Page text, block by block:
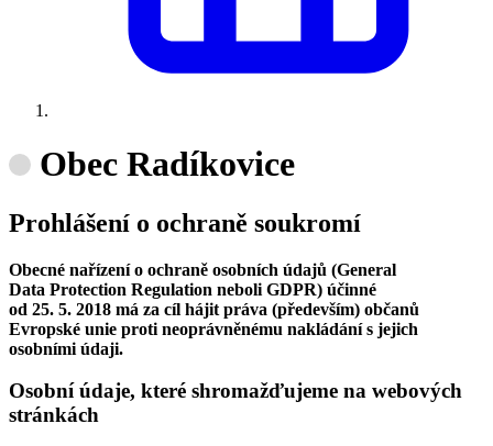
Obec Radíkovice
Prohlášení o ochraně soukromí
Obecné nařízení o ochraně osobních údajů (General
Data Protection Regulation neboli GDPR) účinné
od 25. 5. 2018 má za cíl hájit práva (především) občanů
Evropské unie proti neoprávněnému nakládání s jejich
osobními údaji.
Osobní údaje, které shromažďujeme na webových
stránkách